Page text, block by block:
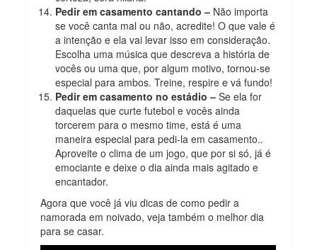
Pedir em casamento cantando – Não importa
se você canta mal ou não, acredite! O que vale é
a intenção e ela vai levar isso em consideração.
Escolha uma música que descreva a história de
vocês ou uma que, por algum motivo, tornou-se
especial para ambos. Treine, respire e vá fundo!
Pedir em casamento no estádio – Se ela for
daquelas que curte futebol e vocês ainda
torcerem para o mesmo time, está é uma
maneira especial para pedi-la em casamento..
Aproveite o clima de um jogo, que por si só, já é
emociante e deixe o dia ainda mais agitado e
encantador.
Agora que você já viu dicas de como pedir a
namorada em noivado, veja também o melhor dia
para se casar.